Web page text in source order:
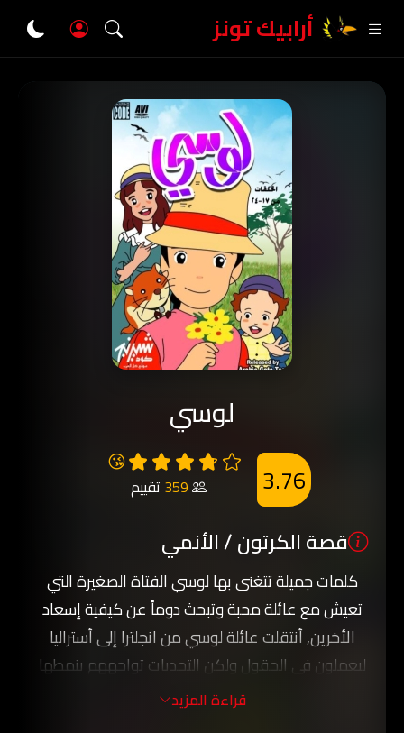
أرابيك تونز
لوسي
😘
359 تقييم 3.76
قصة الكرتون / الأنمي
كلمات جميلة تتغنى بها لوسي الفتاة الصغيرة التي
تعيش مع عائلة محبة وتبحث دوماً عن كيفية إسعاد
الأخرين, أنتقلت عائلة لوسي من انجلترا إلى أستراليا
ليعملون في الحقول ولكن التحديات تواجههم بنمطها
الجديد.
قراءة المزيد